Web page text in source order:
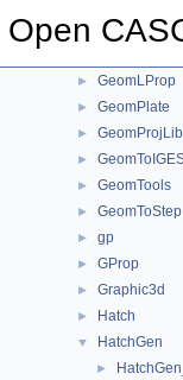
Open
► GeomLib
► GeomLProp
► GeomPlate
► GeomProjLib
►
► GeomTools
► GeomToStep
► gp
► GProp
► Graphic3d
► Hatch
▼ HatchGen
►